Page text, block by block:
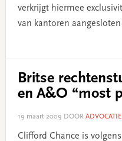
verkrijgt hiermee
van kantoren aangesloten
Britse
en A&O “most
19 maart 2009 DOOR
Clifford Chance is